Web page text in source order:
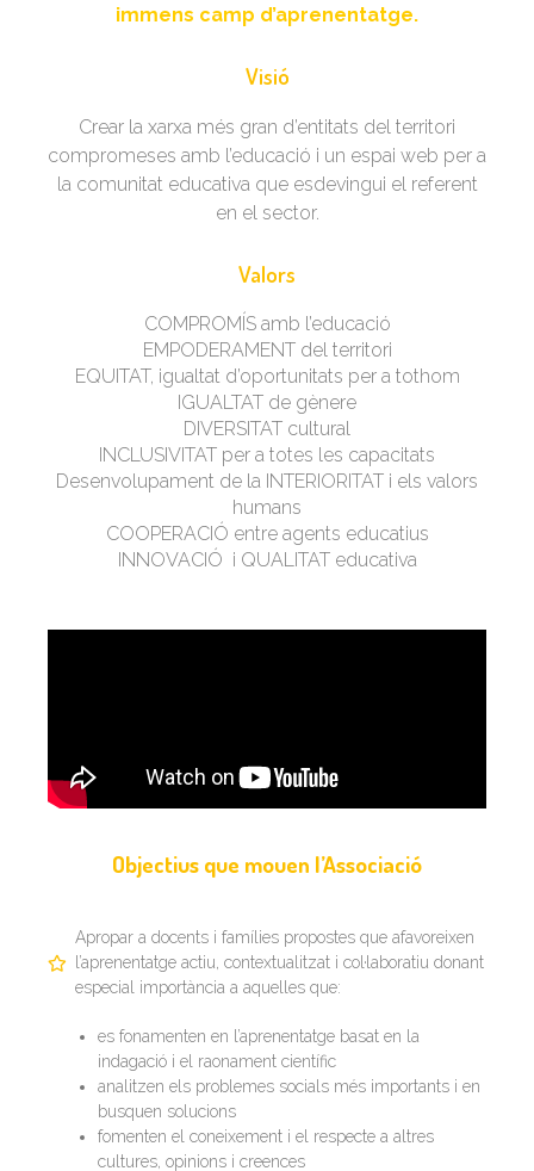
immens camp d’aprenentatge.
Visió
Crear la xarxa més gran d’entitats del territori
compromeses amb l’educació i un espai web per a
la comunitat educativa que esdevingui el referent
en el sector.
Valors
COMPROMÍS amb l’educació
EMPODERAMENT del territori
EQUITAT, igualtat d’oportunitats per a tothom
IGUALTAT de gènere
DIVERSITAT cultural
INCLUSIVITAT per a totes les capacitats
Desenvolupament de la INTERIORITAT i els valors
humans
COOPERACIÓ entre agents educatius
INNOVACIÓ i QUALITAT educativa
Objectius que mouen l’Associació
Apropar a docents i famílies propostes que afavoreixen
l’aprenentatge actiu, contextualitzat i col·laboratiu donant
especial importància a aquelles que:
es fonamenten en l’aprenentatge basat en la
indagació i el raonament científic
analitzen els problemes socials més importants i en
busquen solucions
fomenten el coneixement i el respecte a altres
cultures, opinions i creences